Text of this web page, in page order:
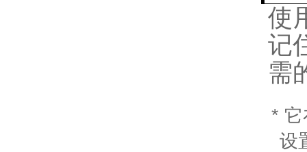
使
记
需
* 它
设